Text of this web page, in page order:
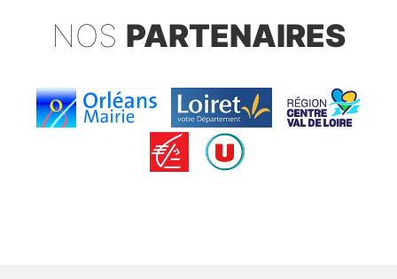
NOS PARTENAIRES